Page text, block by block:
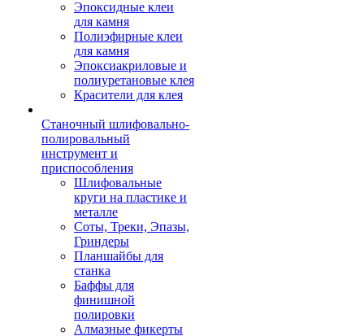
Эпоксидные клеи
для камня
Полиэфирные клеи
для камня
Эпоксиакриловые и
полиуретановые клея
Красители для клея
Станочный шлифовально-
полировальный
инструмент и
приспособления
Шлифовальные
круги на пластике и
металле
Соты, Треки, Эпазы,
Гриндеры
Планшайбы для
станка
Баффы для
финишной
полировки
Алмазные фикерты